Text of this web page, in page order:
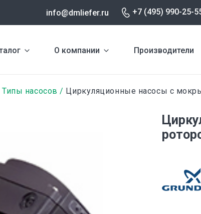
info@dmliefer.ru +7 (495) 990-25-
О компании Производители
Типы насосов Циркуляционные насосы с